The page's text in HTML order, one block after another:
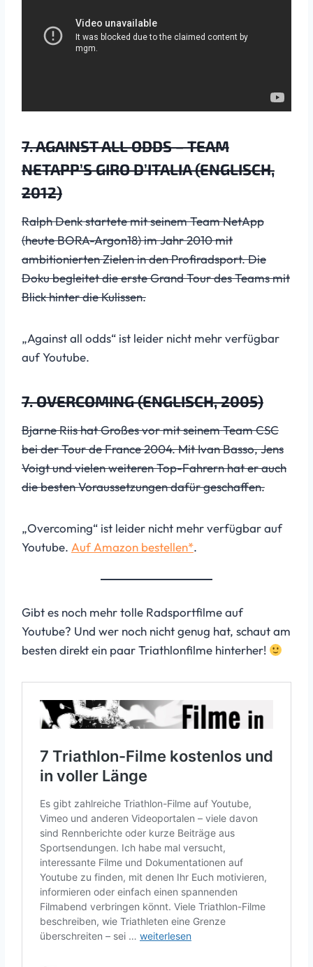
7. AGAINST ALL ODDS – TEAM
NETAPP’S GIRO D’ITALIA (ENGLISCH,
2012)
Ralph Denk startete mit seinem Team NetApp
(heute BORA-Argon18) im Jahr 2010 mit
ambitionierten Zielen in den Profiradsport. Die
Doku begleitet die erste Grand Tour des Teams mit
Blick hinter die Kulissen.
„Against all odds“ ist leider nicht mehr verfügbar
auf Youtube.
7. OVERCOMING (ENGLISCH, 2005)
Bjarne Riis hat Großes vor mit seinem Team CSC
bei der Tour de France 2004. Mit Ivan Basso, Jens
Voigt und vielen weiteren Top-Fahrern hat er auch
die besten Voraussetzungen dafür geschaffen.
„Overcoming“ ist leider nicht mehr verfügbar auf
Youtube. Auf Amazon bestellen*.
Gibt es noch mehr tolle Radsportfilme auf
Youtube? Und wer noch nicht genug hat, schaut am
besten direkt ein paar Triathlonfilme hinterher!